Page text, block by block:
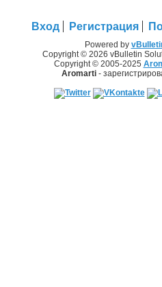
Вход Регистрация
Powered by
Copyright © 2026 vBulletin
Copyright © 2005-2025
Aromarti-